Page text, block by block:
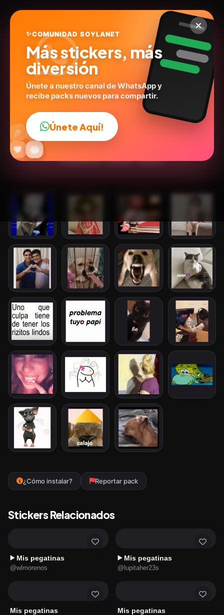
Mis pegatinas
@stickerly20565238
19stickers Caricaturas
¿Cómo instalar? Reportar pack
Stickers Relacionados
▶️ Mis pegatinas
@wlmorenos
▶️ Mis pegatinas
@lupitaher23s
Mis pegatinas Mis pegatinas
😎
😂
🔥
💬
❤️ ✨
🤩
😜
🎉 👍
✨COMUNIDAD SOYLANET
Más stickers, más
diversión
Únete a nuestro canal de WhatsApp y
recibe packs nuevos para compartir.
Únete Aquí!